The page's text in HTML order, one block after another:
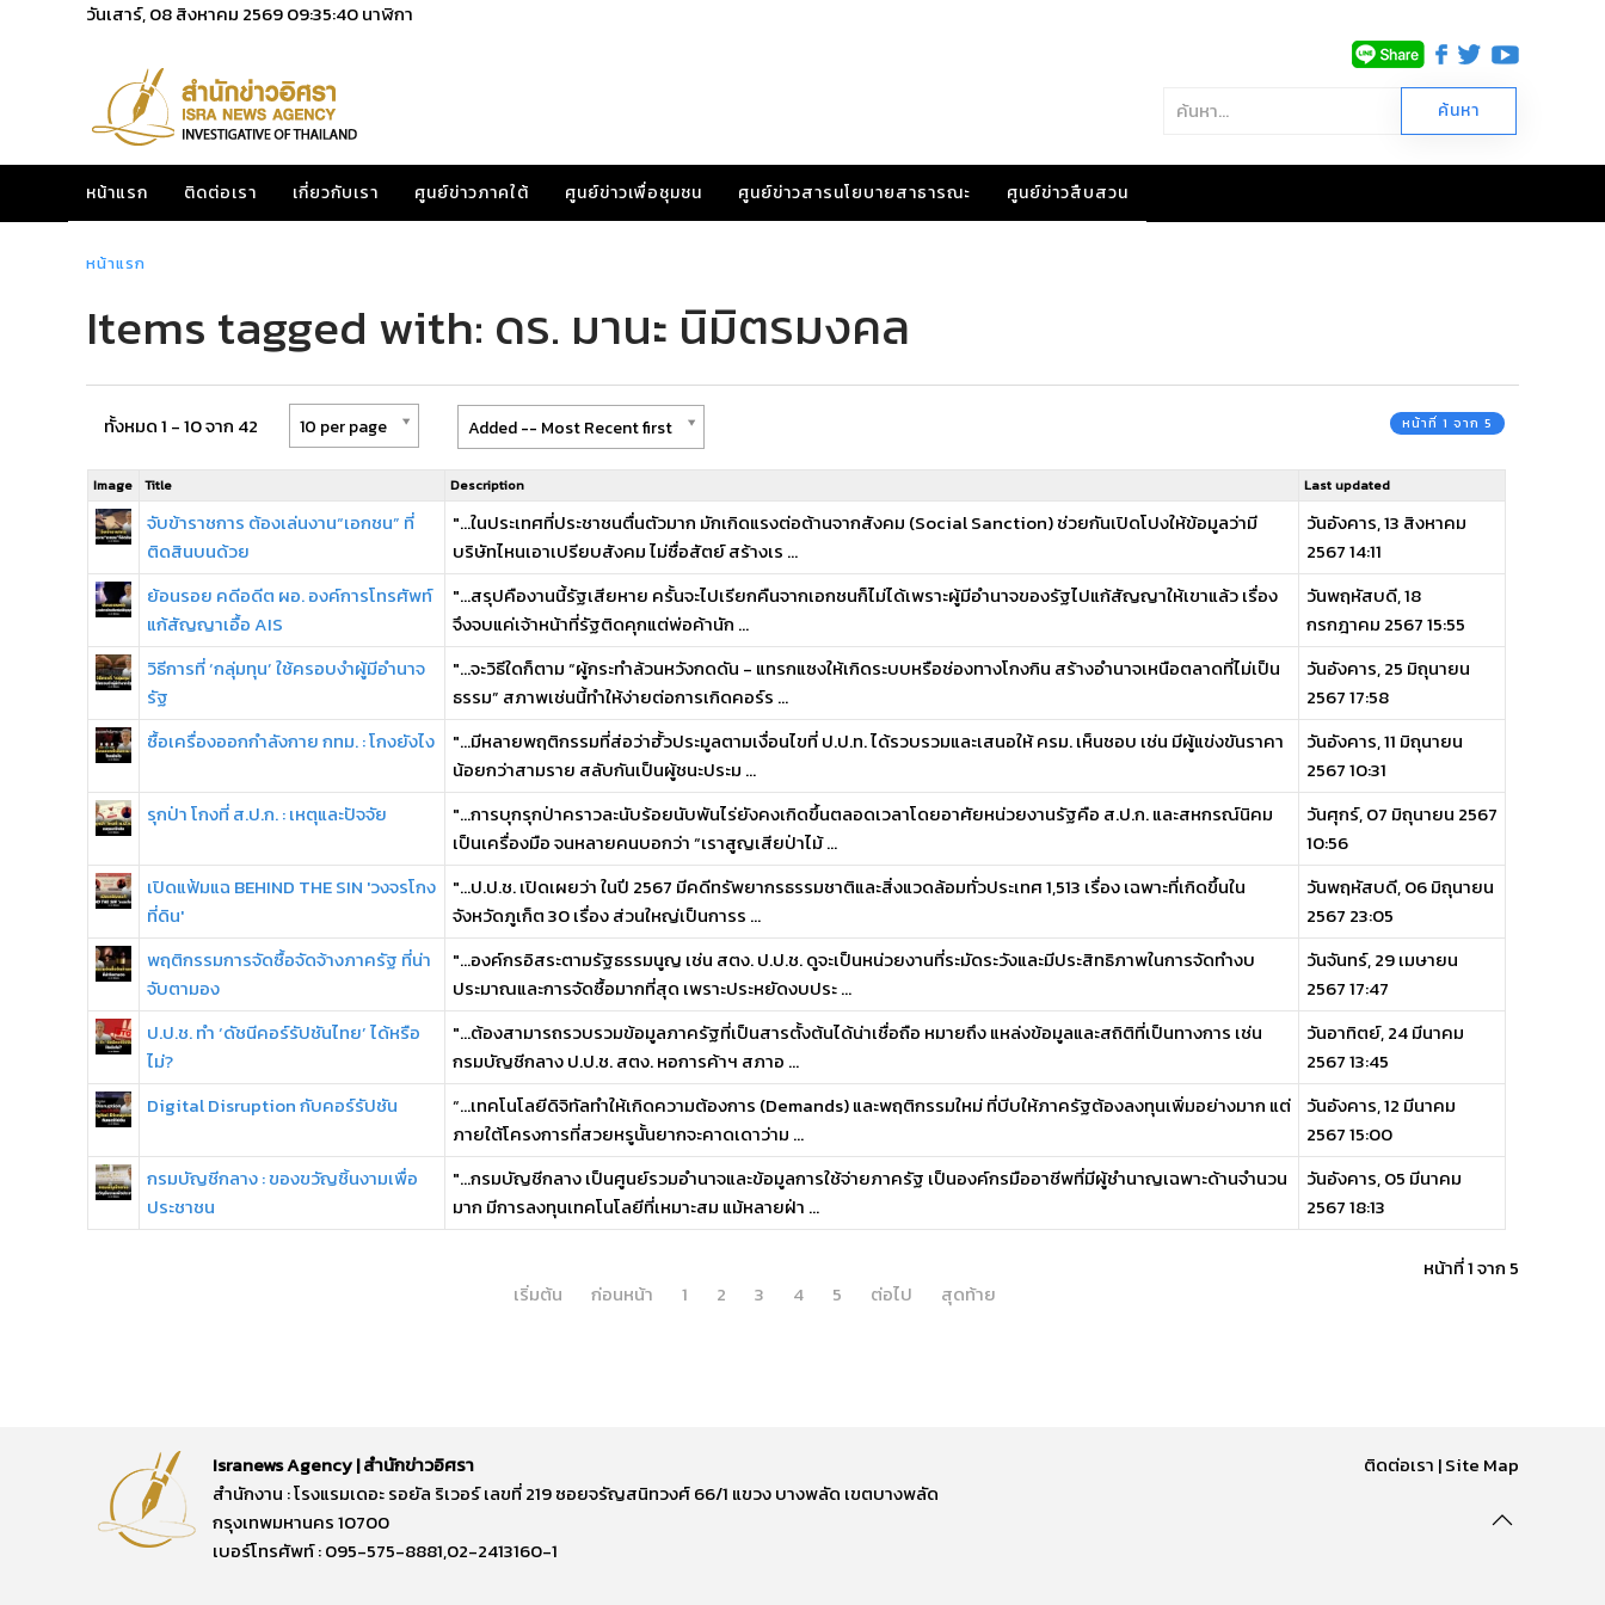
วันเสาร์, 08 สิงหาคม 256909:35:41นาฬิกา
หน้าแรก ติดต่อเรา เกี่ยวกับเรา ศูนย์ข่าวภาคใต้ ศูนย์ข่าวเพื่อชุมชน ศูนย์ข่าวสารนโยบายสาธารณะ ศูนย์ข่าวสืบสวน
หน้าแรก
Items tagged with: ดร. มานะ นิมิตรมงคล
ทั้งหมด 1 - 10 จาก 42 10 per page Added -- Most Recent first หน้าที่ 1 จาก 5
Image Title Description Last updated
จับข้าราชการ ต้องเล่นงาน“เอกชน” ที่
ติดสินบนด้วย
"...ในประเทศที่ประชาชนตื่นตัวมาก มักเกิดแรงต่อต้านจากสังคม (Social Sanction) ช่วยกันเปิดโปงให้ข้อมูลว่ามี
บริษัทไหนเอาเปรียบสังคม ไม่ซื่อสัตย์ สร้างเร ...
วันอังคาร, 13 สิงหาคม
2567 14:11
ย้อนรอย คดีอดีต ผอ. องค์การโทรศัพท์
แก้สัญญาเอื้อ AIS
"...สรุปคืองานนี้รัฐเสียหาย ครั้นจะไปเรียกคืนจากเอกชนก็ไม่ได้เพราะผู้มีอำนาจของรัฐไปแก้สัญญาให้เขาแล้ว เรื่อง
จึงจบแค่เจ้าหน้าที่รัฐติดคุกแต่พ่อค้านัก ...
วันพฤหัสบดี, 18
กรกฎาคม 2567 15:55
วิธีการที่ ‘กลุ่มทุน’ ใช้ครอบงำผู้มีอำนาจ
รัฐ
"...จะวิธีใดก็ตาม “ผู้กระทำล้วนหวังกดดัน - แทรกแซงให้เกิดระบบหรือช่องทางโกงกิน สร้างอำนาจเหนือตลาดที่ไม่เป็น
ธรรม” สภาพเช่นนี้ทำให้ง่ายต่อการเกิดคอร์ร ...
วันอังคาร, 25 มิถุนายน
2567 17:58
ซื้อเครื่องออกกำลังกาย กทม. : โกงยังไง
"...มีหลายพฤติกรรมที่ส่อว่าฮั้วประมูลตามเงื่อนไขที่ ป.ป.ท. ได้รวบรวมและเสนอให้ ครม. เห็นชอบ เช่น มีผู้แข่งขันราคา
น้อยกว่าสามราย สลับกันเป็นผู้ชนะประม ...
วันอังคาร, 11 มิถุนายน
2567 10:31
รุกป่า โกงที่ ส.ป.ก. : เหตุและปัจจัย
"...การบุกรุกป่าคราวละนับร้อยนับพันไร่ยังคงเกิดขึ้นตลอดเวลาโดยอาศัยหน่วยงานรัฐคือ ส.ป.ก. และสหกรณ์นิคม
เป็นเครื่องมือ จนหลายคนบอกว่า “เราสูญเสียป่าไม้ ...
วันศุกร์, 07 มิถุนายน 2567
10:56
เปิดแฟ้มแฉ BEHIND THE SIN 'วงจรโกง
ที่ดิน'
"...ป.ป.ช. เปิดเผยว่า ในปี 2567 มีคดีทรัพยากรธรรมชาติและสิ่งแวดล้อมทั่วประเทศ 1,513 เรื่อง เฉพาะที่เกิดขึ้นใน
จังหวัดภูเก็ต 30 เรื่อง ส่วนใหญ่เป็นการร ...
วันพฤหัสบดี, 06 มิถุนายน
2567 23:05
พฤติกรรมการจัดซื้อจัดจ้างภาครัฐ ที่น่า
จับตามอง
"...องค์กรอิสระตามรัฐธรรมนูญ เช่น สตง. ป.ป.ช. ดูจะเป็นหน่วยงานที่ระมัดระวังและมีประสิทธิภาพในการจัดทำงบ
ประมาณและการจัดซื้อมากที่สุด เพราะประหยัดงบประ ...
วันจันทร์, 29 เมษายน
2567 17:47
ป.ป.ช. ทำ ‘ดัชนีคอร์รัปชันไทย’ ได้หรือ
ไม่?
"...ต้องสามารถรวบรวมข้อมูลภาครัฐที่เป็นสารตั้งต้นได้น่าเชื่อถือ หมายถึง แหล่งข้อมูลและสถิติที่เป็นทางการ เช่น
กรมบัญชีกลาง ป.ป.ช. สตง. หอการค้าฯ สภาอ ...
วันอาทิตย์, 24 มีนาคม
2567 13:45
Digital Disruption กับคอร์รัปชัน
“...เทคโนโลยีดิจิทัลทำให้เกิดความต้องการ (Demands) และพฤติกรรมใหม่ ที่บีบให้ภาครัฐต้องลงทุนเพิ่มอย่างมาก แต่
ภายใต้โครงการที่สวยหรูนั้นยากจะคาดเดาว่าม ...
วันอังคาร, 12 มีนาคม
2567 15:00
กรมบัญชีกลาง : ของขวัญชิ้นงามเพื่อ
ประชาชน
"...กรมบัญชีกลาง เป็นศูนย์รวมอำนาจและข้อมูลการใช้จ่ายภาครัฐ เป็นองค์กรมืออาชีพที่มีผู้ชำนาญเฉพาะด้านจำนวน
มาก มีการลงทุนเทคโนโลยีที่เหมาะสม แม้หลายฝ่า ...
วันอังคาร, 05 มีนาคม
2567 18:13
หน้าที่ 1 จาก 5
เริ่มต้น
ก่อนหน้า 1 2 3 4 5 ต่อไป สุดท้าย
Isranews Agency | สำนักข่าวอิศรา
สำนักงาน : โรงแรมเดอะ รอยัล ริเวอร์ เลขที่ 219 ซอยจรัญสนิทวงศ์ 66/1 แขวง บางพลัด เขตบางพลัด
กรุงเทพมหานคร 10700
เบอร์โทรศัพท์ : 095-575-8881,02-2413160-1
ติดต่อเรา |Site Map